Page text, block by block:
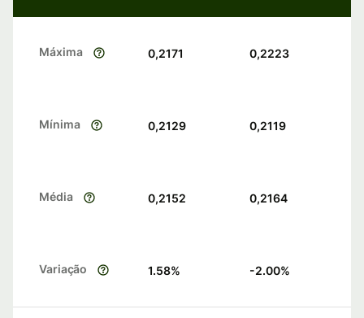
Máxima 0,2171 0,2223
Mínima 0,2129 0,2119
Média 0,2152 0,2164
Variação 1.58% -2.00%